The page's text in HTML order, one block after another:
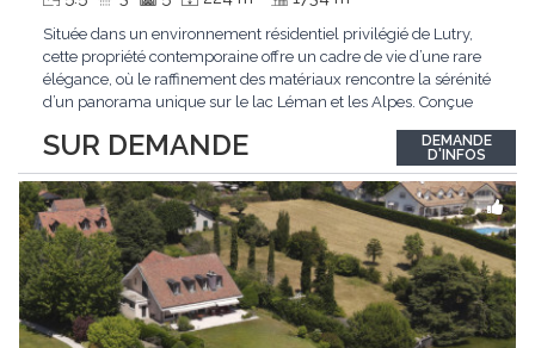
SUR DEMANDE
Située dans un environnement résidentiel privilégié de Lutry,
cette propriété contemporaine offre un cadre de vie d’une rare
élégance, où le raffinement des matériaux rencontre la sérénité
d’un panorama unique sur le lac Léman et les Alpes. Conçue
distingue par ses espaces généreux et son atmosphère
résolument harmonieuse. Caractéristiques...
DEMANDE
D'INFOS